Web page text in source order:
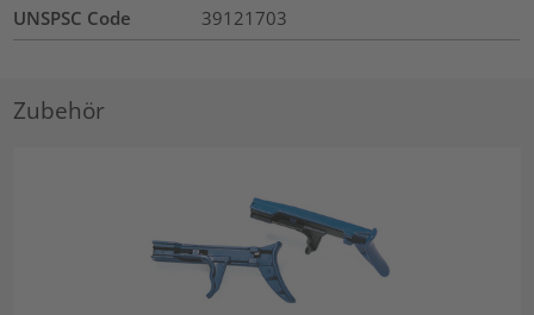
UNSPSC Code 39121703
Zubehör